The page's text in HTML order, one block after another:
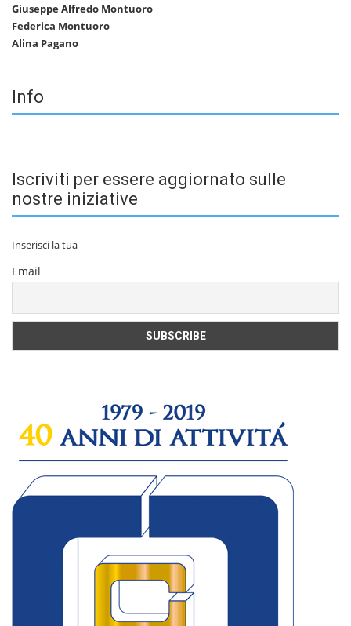
Giuseppe Alfredo Montuoro
Federica Montuoro
Alina Pagano
Info
Iscriviti per essere aggiornato sulle
nostre iniziative
Inserisci la tua
Email